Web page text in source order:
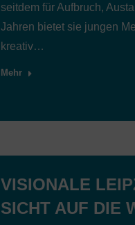
seitdem für Aufbruch,
Jahren bietet sie jungen
kreativ…
Mehr
VISIONALE
SICHT AUF DIE